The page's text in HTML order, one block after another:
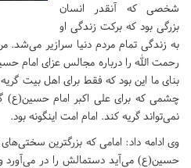
شخصی که آنقدر انسان
بزرگی بود که برکت زندگی او
به زندگی تمام مردم دنیا سرازیر
رحمت الله را درباره مجالس عزای امام
بنای ما این بود که فقط برای اهل بیت
چشمی که برای علی اکبر امام حسین(ع)
نمی‌تواند گریه کند. امام امت اینگونه بود.
وی ادامه داد: امامی که بزرگترین
حسین(ع) می‌آید دستمالش را در می‌آورد